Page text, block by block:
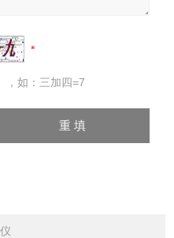
，如：三加四=7